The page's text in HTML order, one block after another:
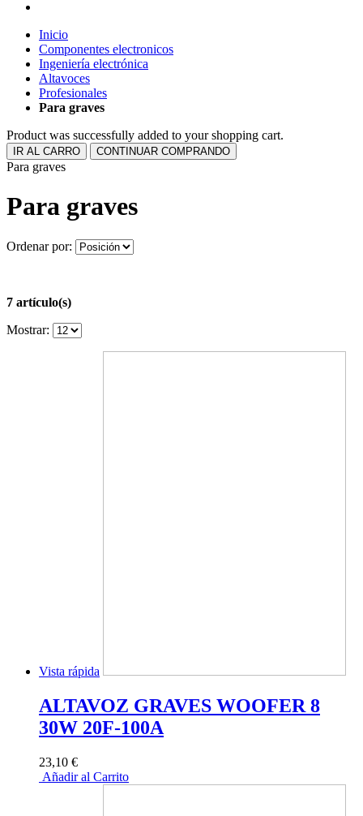
Inicio
Componentes electronicos
Ingeniería electrónica
Altavoces
Profesionales
Para graves
Product was successfully added to your shopping cart.
IR AL CARRO CONTINUAR COMPRANDO
Para graves
Para graves
Ordenar por:
7 artículo(s)
Mostrar:
Vista rápida
ALTAVOZ GRAVES WOOFER 8
30W 20F-100A
23,10 €
Añadir al Carrito